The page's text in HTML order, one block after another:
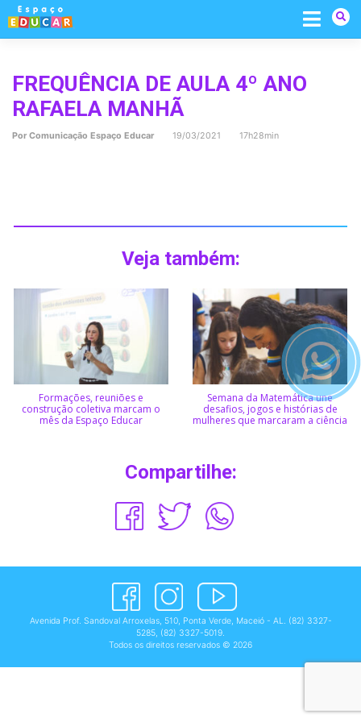
Skip
content
FREQUÊNCIA DE AULA 4º ANO
RAFAELA MANHÃ
Por Comunicação Espaço Educar 19/03/2021 17h28min
Veja também:
Formações, reuniões e
construção coletiva marcam o
mês da Espaço Educar
Semana da Matemática une
desafios, jogos e histórias de
mulheres que marcaram a ciência
Compartilhe:
Avenida Prof. Sandoval Arroxelas, 510, Ponta Verde, Maceió - AL. (82) 3327-
5285, (82) 3327-5019.
Todos os direitos reservados © 2026